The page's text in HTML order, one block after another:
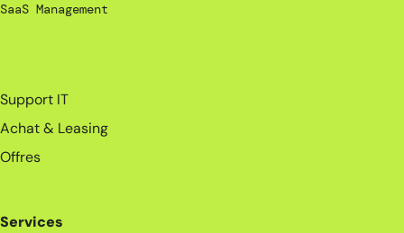
SaaS Management
Support IT
Achat & Leasing
Offres
Services